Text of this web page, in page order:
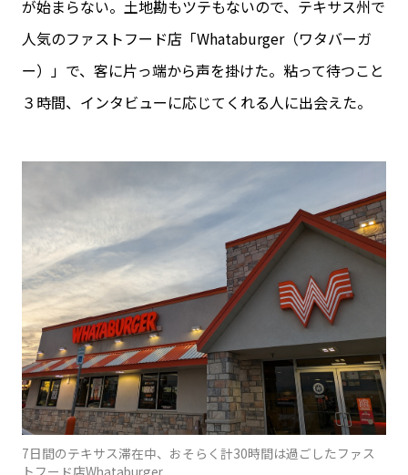
が始まらない。土地勘もツテもないので、テキサス州で
人気のファストフード店「Whataburger（ワタバーガ
ー）」で、客に片っ端から声を掛けた。粘って待つこと
３時間、インタビューに応じてくれる人に出会えた。
7日間のテキサス滞在中、おそらく計30時間は過ごしたファス
トフード店Whataburger